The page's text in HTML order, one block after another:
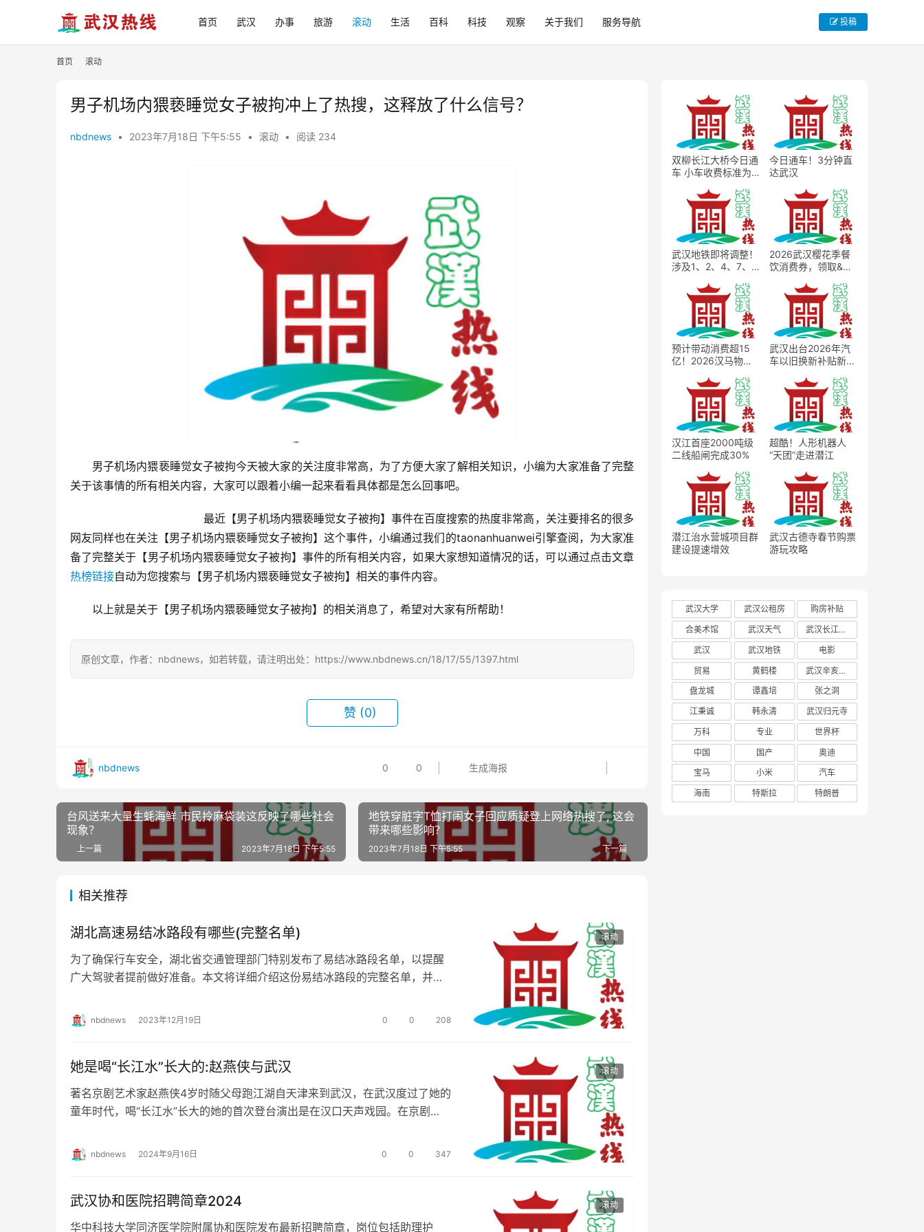
首页 武汉 办事 旅游 滚动 生活 百科 科技 观察 关于我们 服务导航 投稿
首页 滚动
男子机场内猥亵睡觉女子被拘冲上了热搜，这释放了什么信号？
nbdnews • 2023年7月18日 下午5:55 • 滚动 • 阅读 234
男子机场内猥亵睡觉女子被拘今天被大家的关注度非常高，为了方便大家了解相关知识，小编为大家准备了完整
关于该事情的所有相关内容，大家可以跟着小编一起来看看具体都是怎么回事吧。
网友同样也在关注【男子机场内猥亵睡觉女子被拘】这个事件，小编通过我们的taonanhuanwei引擎查阅，为大家准
备了完整关于【男子机场内猥亵睡觉女子被拘】事件的所有相关内容，如果大家想知道情况的话，可以通过点击文章
热榜链接自动为您搜索与【男子机场内猥亵睡觉女子被拘】相关的事件内容。
以上就是关于【男子机场内猥亵睡觉女子被拘】的相关消息了，希望对大家有所帮助！
原创文章，作者：nbdnews，如若转载，请注明出处：https://www.nbdnews.cn/18/17/55/1397.html
赞 (0)
nbdnews 0 0 生成海报
台风送来大量生蚝海鲜 市民拎麻袋装这反映了哪些社会
现象？
上一篇 2023年7月18日 下午5:55
地铁穿脏字T恤打闹女子回应质疑登上网络热搜了, 这会
带来哪些影响？
下一篇
2023年7月18日 下午5:55
相关推荐
滚动
湖北高速易结冰路段有哪些(完整名单)
为了确保行车安全，湖北省交通管理部门特别发布了易结冰路段名单，以提醒
广大驾驶者提前做好准备。本文将详细介绍这份易结冰路段的完整名单，并提
nbdnews 2023年12月19日 0 0 208
滚动
她是喝“长江水”长大的:赵燕侠与武汉
著名京剧艺术家赵燕侠4岁时随父母跑江湖自天津来到武汉，在武汉度过了她的
童年时代，喝“长江水”长大的她的首次登台演出是在汉口天声戏园。在京剧
nbdnews 2024年9月16日 0 0 347
滚动
武汉协和医院招聘简章2024
华中科技大学同济医学院附属协和医院发布最新招聘简章，岗位包括助理护
双柳长江大桥今日通
车 小车收费标准为
今日通车！3分钟直
达武汉
武汉地铁即将调整！
涉及1、2、4、7、8
2026武汉樱花季餐
饮消费券，领取&使
预计带动消费超15
亿！2026汉马物资
武汉出台2026年汽
车以旧换新补贴新
撬动车市消费扩容
汉江首座2000吨级
二线船闸完成30%
超酷！人形机器人
“天团”走进潜江
潜江治水营城项目群
建设提速增效
武汉古德寺春节购票
游玩攻略
武汉大学 武汉公租房
购房补贴
合美术馆
武汉天气
武汉长江大桥
武汉
武汉地铁
电影
贸易
黄鹤楼
武汉辛亥革命博物馆
盘龙城
谭鑫培
张之洞
江秉诚
韩永清
武汉归元寺
万科
专业
世界杯
中国
国产
奥迪
宝马
小米
汽车
海南
特斯拉 特朗普